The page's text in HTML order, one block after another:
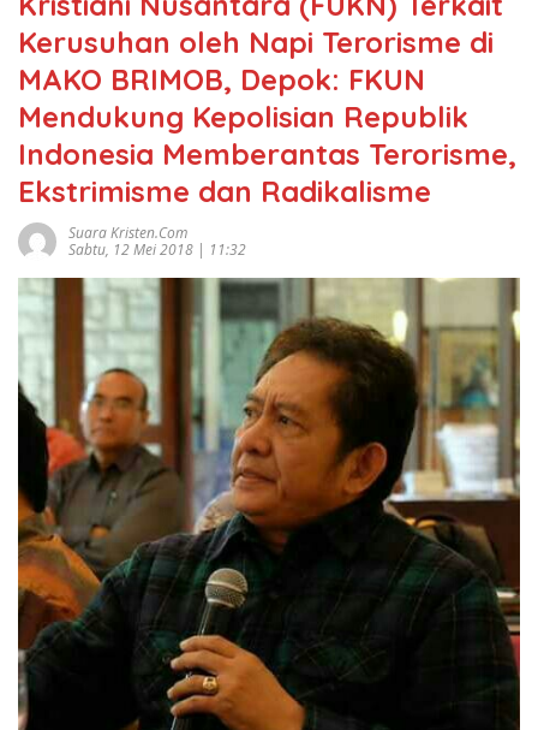
Kerusuhan oleh Napi Terorisme di
MAKO BRIMOB, Depok: FKUN
Mendukung Kepolisian Republik
Indonesia Memberantas Terorisme,
Ekstrimisme dan Radikalisme
Suara Kristen.com
Sabtu, 12 Mei 2018 | 11:32